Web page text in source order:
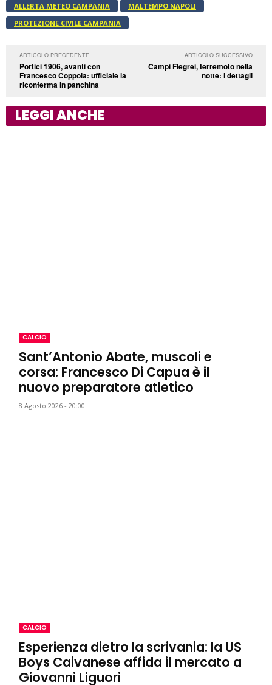
ALLERTA METEO CAMPANIA
MALTEMPO NAPOLI
PROTEZIONE CIVILE CAMPANIA
ARTICOLO PRECEDENTE
Portici 1906, avanti con
Francesco Coppola: ufficiale la
riconferma in panchina
ARTICOLO SUCCESSIVO
Campi Flegrei, terremoto nella
notte: i dettagli
LEGGI ANCHE
CALCIO
Sant’Antonio Abate, muscoli e
corsa: Francesco Di Capua è il
nuovo preparatore atletico
8 Agosto 2026 - 20:00
CALCIO
Esperienza dietro la scrivania: la US
Boys Caivanese affida il mercato a
Giovanni Liguori